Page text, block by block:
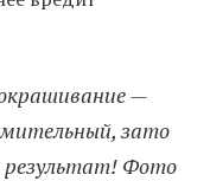
—
зато
Фото